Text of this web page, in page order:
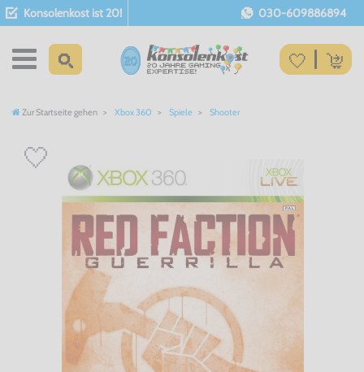
Konsolenkost ist 20! 030-609886894
Zur Startseite gehen Xbox 360 Spiele Shooter